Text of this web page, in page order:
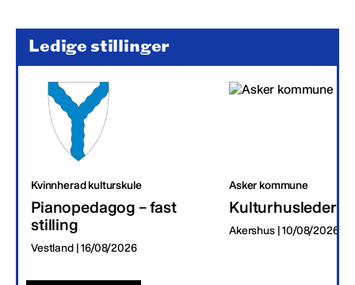
Ledige stillinger
Kvinnherad kulturskule
Pianopedagog – fast
stilling
Vestland | 16/08/2026
Asker kommune
Kulturhusleder
Akershus | 10/08/2026